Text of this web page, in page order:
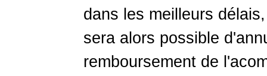
dans les meilleurs
sera alors possible
remboursement de